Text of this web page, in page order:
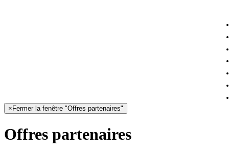
× Fermer la fenêtre "Offres partenaires"
Offres partenaires